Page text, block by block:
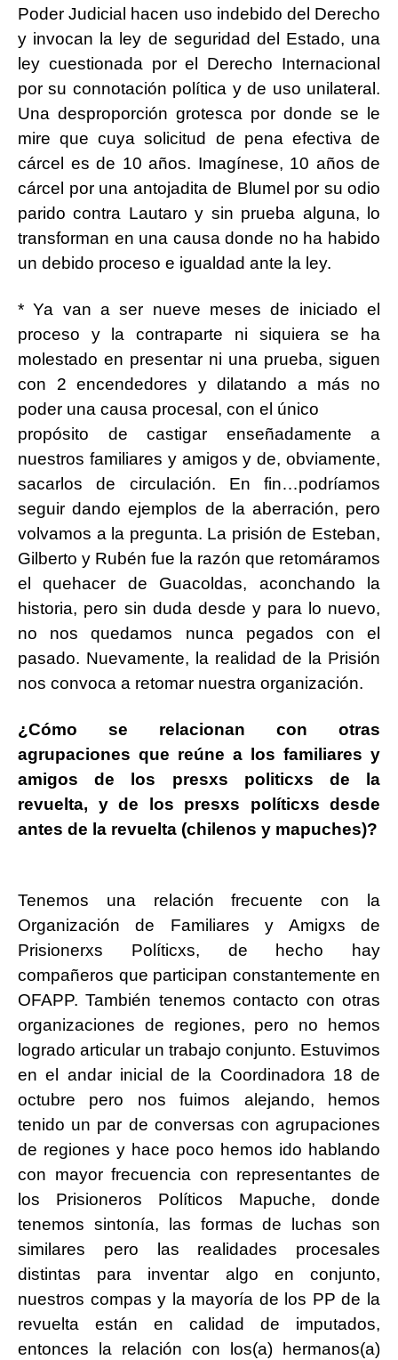
Poder Judicial hacen uso indebido del Derecho
y invocan la ley de seguridad del Estado, una
ley cuestionada por el Derecho Internacional
por su connotación política y de uso unilateral.
Una desproporción grotesca por donde se le
mire que cuya solicitud de pena efectiva de
cárcel es de 10 años. Imagínese, 10 años de
cárcel por una antojadita de Blumel por su odio
parido contra Lautaro y sin prueba alguna, lo
transforman en una causa donde no ha habido
un debido proceso e igualdad ante la ley.
* Ya van a ser nueve meses de iniciado el
proceso y la contraparte ni siquiera se ha
molestado en presentar ni una prueba, siguen
con 2 encendedores y dilatando a más no
poder una causa procesal, con el único
propósito de castigar enseñadamente a
nuestros familiares y amigos y de, obviamente,
sacarlos de circulación. En fin…podríamos
seguir dando ejemplos de la aberración, pero
volvamos a la pregunta. La prisión de Esteban,
Gilberto y Rubén fue la razón que retomáramos
el quehacer de Guacoldas, aconchando la
historia, pero sin duda desde y para lo nuevo,
no nos quedamos nunca pegados con el
pasado. Nuevamente, la realidad de la Prisión
nos convoca a retomar nuestra organización.
¿Cómo se relacionan con otras
agrupaciones que reúne a los familiares y
amigos de los presxs politicxs de la
revuelta, y de los presxs políticxs desde
antes de la revuelta (chilenos y mapuches)?
Tenemos una relación frecuente con la
Organización de Familiares y Amigxs de
Prisionerxs Políticxs, de hecho hay
compañeros que participan constantemente en
OFAPP. También tenemos contacto con otras
organizaciones de regiones, pero no hemos
logrado articular un trabajo conjunto. Estuvimos
en el andar inicial de la Coordinadora 18 de
octubre pero nos fuimos alejando, hemos
tenido un par de conversas con agrupaciones
de regiones y hace poco hemos ido hablando
con mayor frecuencia con representantes de
los Prisioneros Políticos Mapuche, donde
tenemos sintonía, las formas de luchas son
similares pero las realidades procesales
distintas para inventar algo en conjunto,
nuestros compas y la mayoría de los PP de la
revuelta están en calidad de imputados,
entonces la relación con los(a) hermanos(a)